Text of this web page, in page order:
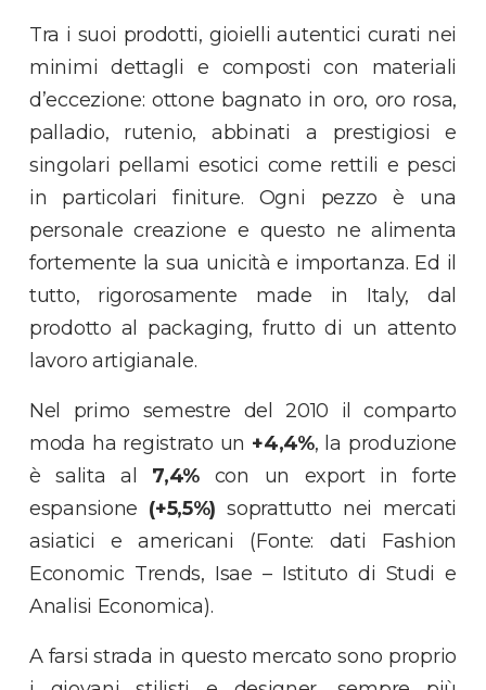
Tra i suoi prodotti, gioielli autentici curati nei
minimi dettagli e composti con materiali
d’eccezione: ottone bagnato in oro, oro rosa,
palladio, rutenio, abbinati a prestigiosi e
singolari pellami esotici come rettili e pesci
in particolari finiture. Ogni pezzo è una
personale creazione e questo ne alimenta
fortemente la sua unicità e importanza. Ed il
tutto, rigorosamente made in Italy, dal
prodotto al packaging, frutto di un attento
lavoro artigianale.
Nel primo semestre del 2010 il comparto
moda ha registrato un +4,4%, la produzione
è salita al 7,4% con un export in forte
espansione (+5,5%) soprattutto nei mercati
asiatici e americani (Fonte: dati Fashion
Economic Trends, Isae – Istituto di Studi e
Analisi Economica).
A farsi strada in questo mercato sono proprio